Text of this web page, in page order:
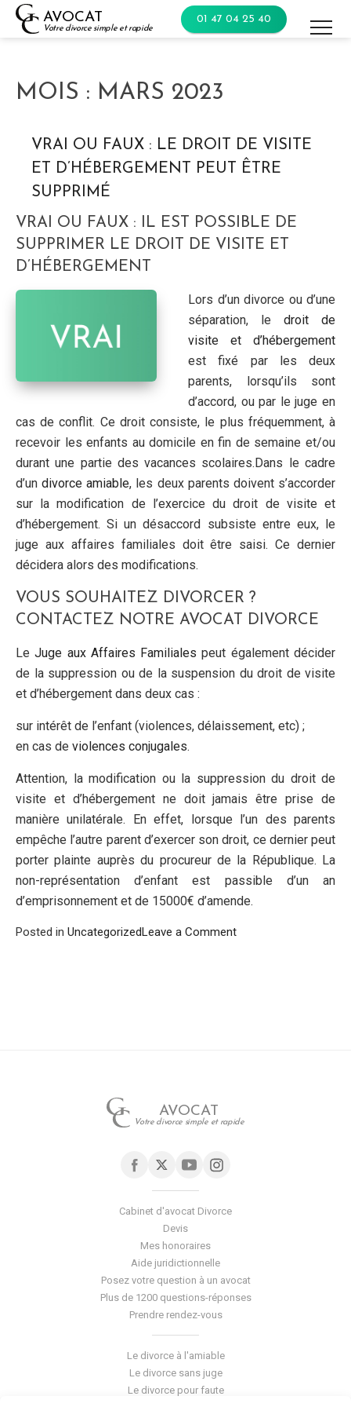
Skip
AVOCAT
Votre divorce simple et rapide
01 47 04 25 40
MOIS : MARS 2023
VRAI OU FAUX : LE DROIT DE VISITE
ET D’HÉBERGEMENT PEUT ÊTRE
SUPPRIMÉ
VRAI OU FAUX : IL EST POSSIBLE DE
SUPPRIMER LE DROIT DE VISITE ET
D’HÉBERGEMENT
Lors d’un divorce ou d’une
séparation, le droit de
visite et d’hébergement
est fixé par les deux
parents, lorsqu’ils sont
d’accord, ou par le juge en
cas de conflit. Ce droit consiste, le plus fréquemment, à
recevoir les enfants au domicile en fin de semaine et/ou
durant une partie des vacances scolaires.Dans le cadre
d’undivorce amiable, les deux parents doivent s’accorder
sur la modification de l’exercice du droit de visite et
d’hébergement. Si un désaccord subsiste entre eux, le
juge aux affaires familiales doit être saisi. Ce dernier
décidera alors des modifications.
VOUS SOUHAITEZ DIVORCER ?
CONTACTEZ NOTRE AVOCAT DIVORCE
Le Juge aux Affaires Familiales peut également décider
de la suppression ou de la suspension du droit de visite
et d’hébergement dans deux cas :
sur intérêt de l’enfant (violences, délaissement, etc) ;
en cas de violences conjugales.
Attention, la modification ou la suppression du droit de
visite et d’hébergement ne doit jamais être prise de
manière unilatérale. En effet, lorsque l’un des parents
empêche l’autre parent d’exercer son droit, ce dernier peut
porter plainte auprès du procureur de la République. La
non-représentation d’enfant est passible d’un an
d’emprisonnement et de 15000€ d’amende.
Posted in UncategorizedLeave a Commenton
peut
AVOCAT
Votre divorce simple et rapide
Cabinet d'avocat Divorce
Devis
Mes honoraires
Aide juridictionnelle
Posez votre question à un avocat
Plus de 1200 questions-réponses
Prendre rendez-vous
Le divorce à l'amiable
Le divorce sans juge
Le divorce pour faute